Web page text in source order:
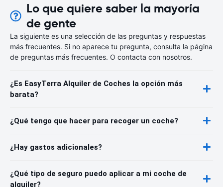
Lo que quiere saber la mayoría
de gente
La siguiente es una selección de las preguntas y respuestas
más frecuentes. Si no aparece tu pregunta, consulta la página
de preguntas más frecuentes. O contacta con nosotros.
¿Es EasyTerra Alquiler de Coches la opción más
barata?
¿Qué tengo que hacer para recoger un coche?
¿Hay gastos adicionales?
¿Qué tipo de seguro puedo aplicar a mi coche de
alquiler?